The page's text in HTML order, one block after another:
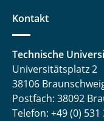
Kontakt
Technische
Universitätsplatz 2
38106
Postfach: 38092
Telefon: +49 (0) 531